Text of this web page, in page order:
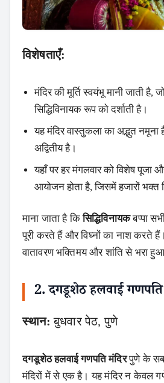
विशेषताएँ:
मंदिर की मूर्ति स्वयंभू मानी जाती
सिद्धिविनायक रूप को दर्शाती है।
यह मंदिर वास्तुकला का अद्भुत नमूना
अद्वितीय है।
यहाँ पर हर मंगलवार को विशेष पूजा
आयोजन होता है, जिसमें हजारों भक्त
माना जाता है किसिद्धिविनायकबप्पा
पूरी करते हैं और विघ्नों का नाश करते
वातावरण भक्तिमय और शांति से भरा
2. दगडूशेठ हलवाई
स्थान: बुधवार पेठ, पुणे
दगडूशेठ हलवाई गणपति मंदिरपुणे के
मंदिरों में से एक है। यह मंदिर न केवल